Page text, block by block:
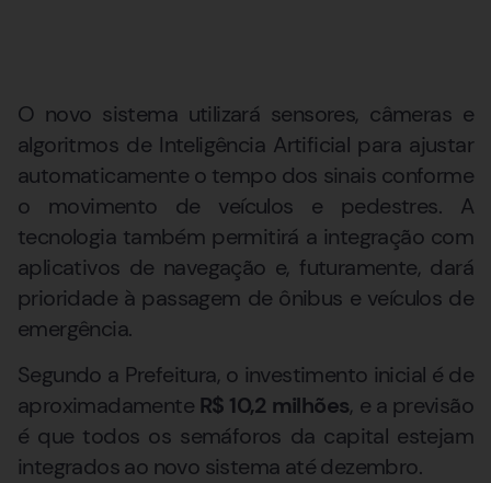
O novo sistema utilizará sensores, câmeras e
algoritmos de Inteligência Artificial para ajustar
automaticamente o tempo dos sinais conforme
o movimento de veículos e pedestres. A
tecnologia também permitirá a integração com
aplicativos de navegação e, futuramente, dará
prioridade à passagem de ônibus e veículos de
emergência.
Segundo a Prefeitura, o investimento inicial é de
aproximadamente R$ 10,2 milhões, e a previsão
é que todos os semáforos da capital estejam
integrados ao novo sistema até dezembro.